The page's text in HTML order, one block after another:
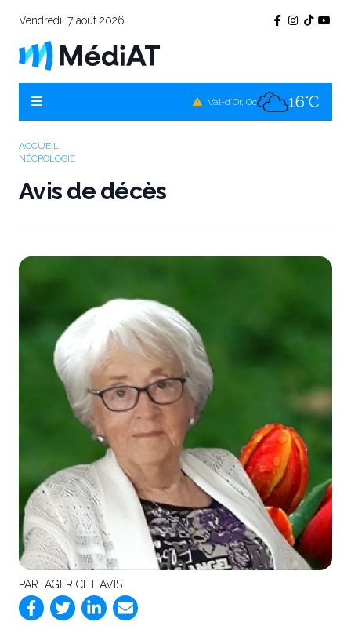
Vendredi, 7 août 2026
Val-d'Or, Qc 16°C
ACCUEIL
NÉCROLOGIE
Avis de décès
PARTAGER CET AVIS